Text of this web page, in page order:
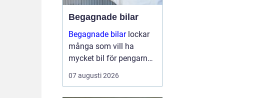
Begagnade bilar
Begagnade bilarlockar
många som vill ha
mycket bil för pengarna
utan att göra avkall på
trygghet och funktion.
07 augusti 2026